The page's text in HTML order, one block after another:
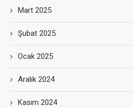
Mart 2025
Şubat 2025
Ocak 2025
Aralık 2024
Kasım 2024